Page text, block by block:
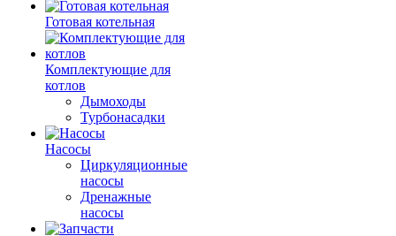
Готовая котельная
Комплектующие для
котлов
Дымоходы
Турбонасадки
Насосы
Циркуляционные
насосы
Дренажные
насосы